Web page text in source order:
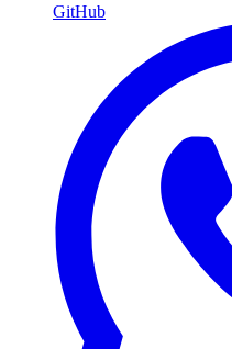
GitHub